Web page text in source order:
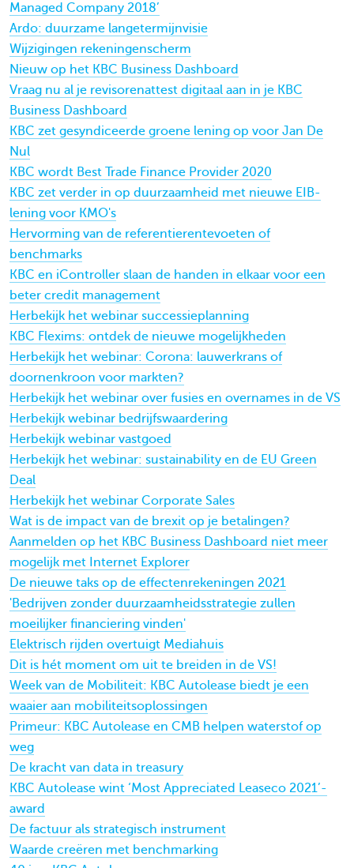
Managed Company 2018’
Ardo: duurzame langetermijnvisie
Wijzigingen rekeningenscherm
Nieuw op het KBC Business Dashboard
Vraag nu al je revisorenattest digitaal aan in je KBC
Business Dashboard
KBC zet gesyndiceerde groene lening op voor Jan De
Nul
KBC wordt Best Trade Finance Provider 2020
KBC zet verder in op duurzaamheid met nieuwe EIB-
lening voor KMO's
Hervorming van de referentierentevoeten of
benchmarks
KBC en iController slaan de handen in elkaar voor een
beter credit management
Herbekijk het webinar successieplanning
KBC Flexims: ontdek de nieuwe mogelijkheden
Herbekijk het webinar: Corona: lauwerkrans of
doornenkroon voor markten?
Herbekijk het webinar over fusies en overnames in de VS
Herbekijk webinar bedrijfswaardering
Herbekijk webinar vastgoed
Herbekijk het webinar: sustainability en de EU Green
Deal
Herbekijk het webinar Corporate Sales
Wat is de impact van de brexit op je betalingen?
Aanmelden op het KBC Business Dashboard niet meer
mogelijk met Internet Explorer
De nieuwe taks op de effectenrekeningen 2021
'Bedrijven zonder duurzaamheidsstrategie zullen
moeilijker financiering vinden'
Elektrisch rijden overtuigt Mediahuis
Dit is hét moment om uit te breiden in de VS!
Week van de Mobiliteit: KBC Autolease biedt je een
waaier aan mobiliteitsoplossingen
Primeur: KBC Autolease en CMB helpen waterstof op
weg
De kracht van data in treasury
KBC Autolease wint ‘Most Appreciated Leaseco 2021’-
award
De factuur als strategisch instrument
Waarde creëren met benchmarking